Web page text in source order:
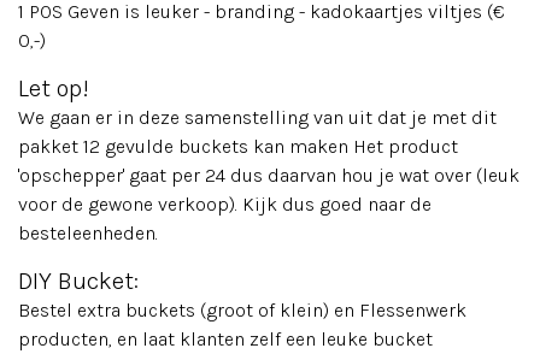
1 POS Geven is leuker - branding - kadokaartjes viltjes (€
0,-)
Let op!
We gaan er in deze samenstelling van uit dat je met dit
pakket 12 gevulde buckets kan maken Het product
'opschepper' gaat per 24 dus daarvan hou je wat over (leuk
voor de gewone verkoop). Kijk dus goed naar de
besteleenheden.
DIY Bucket:
Bestel extra buckets (groot of klein) en Flessenwerk
producten, en laat klanten zelf een leuke bucket